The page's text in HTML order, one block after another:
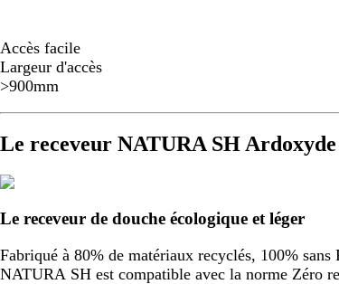
Accès facile
Largeur d'accès
>900mm
Le receveur NATURA SH
Le receveur de douche écologique et léger
Fabriqué à 80% de matériaux recyclés, 100%
NATURA SH est compatible avec la norme Zéro